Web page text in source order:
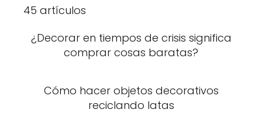
45 artículos
¿Decorar en tiempos de crisis significa
comprar cosas baratas?
Cómo hacer objetos decorativos
reciclando latas